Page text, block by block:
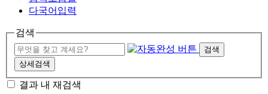
다국어입력
검색
검색
상세검색
결과 내 재검색